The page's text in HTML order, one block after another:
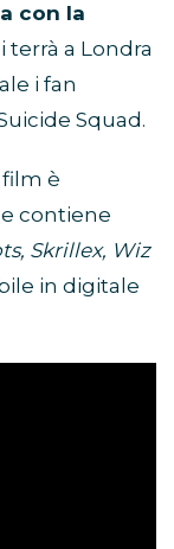
con la
terrà a Londra
i fan
Squad.
è
contiene
Skrillex, Wiz
in digitale